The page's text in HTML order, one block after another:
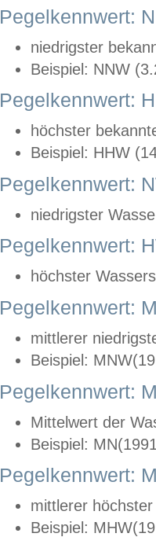
Pegelkennwert:
niedrigster
Beispiel: NNW
Pegelkennwert:
höchster
Beispiel: HHW
Pegelkennwert:
niedrigster
Pegelkennwert:
höchster
Pegelkennwert:
mittlerer
Beispiel:
Pegelkennwert:
Mittelwert der
Beispiel:
Pegelkennwert:
mittlerer
Beispiel: